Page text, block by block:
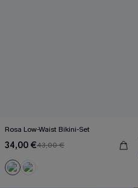
Rosa Low-Waist Bikini-Set
34,00 €43,00 €